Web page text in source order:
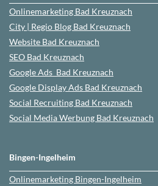
Onlinemarketing Bad Kreuznach
City | Regio Blog Bad Kreuznach
Website Bad Kreuznach
SEO Bad Kreuznach
Google Ads Bad Kreuznach
Google Display Ads Bad Kreuznach
Social Recruiting Bad Kreuznach
Social Media Werbung Bad Kreuznach
Bingen-Ingelheim
Onlinemarketing Bingen-Ingelheim